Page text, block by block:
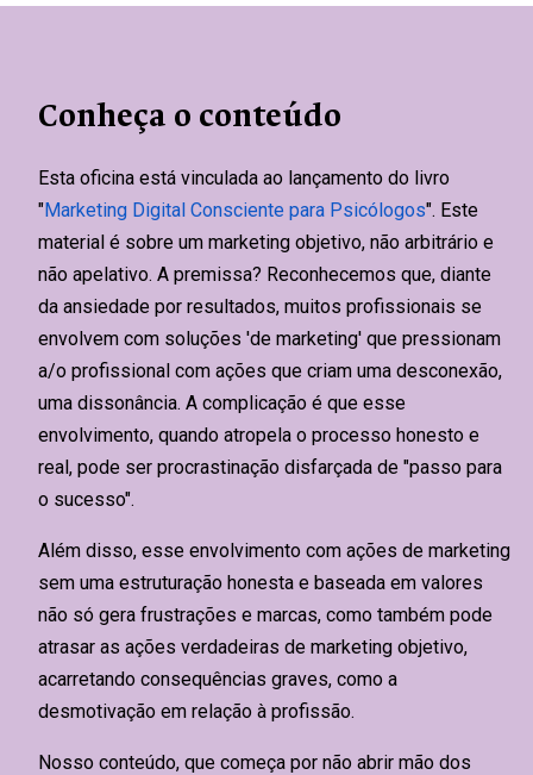
Conheça o conteúdo
Esta oficina está vinculada ao lançamento do livro
"Marketing Digital Consciente para Psicólogos". Este
material é sobre um marketing objetivo, não arbitrário e
não apelativo. A premissa? Reconhecemos que, diante
da ansiedade por resultados, muitos profissionais se
envolvem com soluções 'de marketing' que pressionam
a/o profissional com ações que criam uma desconexão,
uma dissonância. A complicação é que esse
envolvimento, quando atropela o processo honesto e
real, pode ser procrastinação disfarçada de "passo para
o sucesso".
Além disso, esse envolvimento com ações de marketing
sem uma estruturação honesta e baseada em valores
não só gera frustrações e marcas, como também pode
atrasar as ações verdadeiras de marketing objetivo,
acarretando consequências graves, como a
desmotivação em relação à profissão.
Nosso conteúdo, que começa por não abrir mão dos